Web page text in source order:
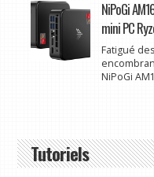
NiPoGi
mini PC
Fatigué
NiPoGi
Tutoriels